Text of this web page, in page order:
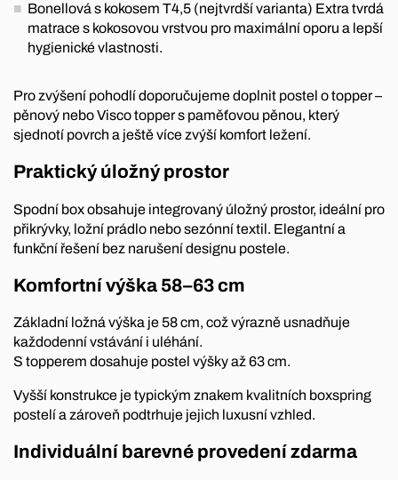
Bonellová s kokosem T4,5 (nejtvrdší varianta) Extra tvrdá
matrace s kokosovou vrstvou pro maximální oporu a lepší
hygienické vlastnosti.
Pro zvýšení pohodlí doporučujeme doplnit postel o topper –
pěnový nebo Visco topper s paměťovou pěnou, který
sjednotí povrch a ještě více zvýší komfort ležení.
Praktický úložný prostor
Spodní box obsahuje integrovaný úložný prostor, ideální pro
přikrývky, ložní prádlo nebo sezónní textil. Elegantní a
funkční řešení bez narušení designu postele.
Komfortní výška 58–63 cm
Základní ložná výška je 58 cm, což výrazně usnadňuje
každodenní vstávání i uléhání.
S topperem dosahuje postel výšky až 63 cm.
Vyšší konstrukce je typickým znakem kvalitních boxspring
postelí a zároveň podtrhuje jejich luxusní vzhled.
Individuální barevné provedení zdarma